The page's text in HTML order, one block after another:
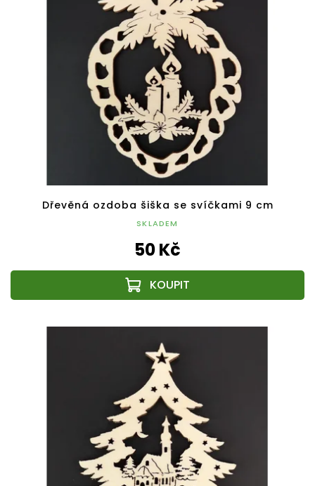
Dřevěná ozdoba šiška se svíčkami 9 cm
SKLADEM
50 Kč